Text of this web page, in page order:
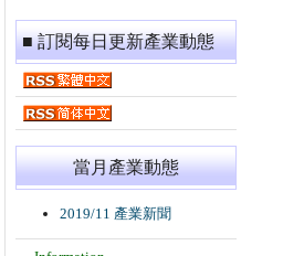
■ 訂閱每日更新產業動態
當月產業動態
2019/11 產業新聞